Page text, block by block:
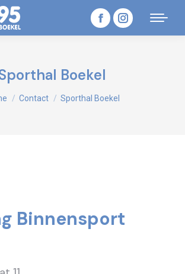
Facebook
opens
new
Instagram
Boekel
hier:
Contact Sporthal Boekel
Binnensport